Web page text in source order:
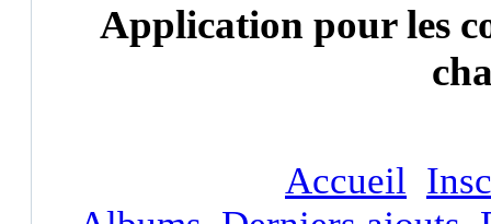
Application pour les
Accueil